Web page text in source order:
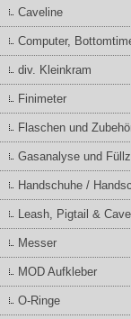
Caveline
Computer,
div. Kleinkram
Finimeter
Flaschen und
Gasanalyse und
Handschuhe /
Leash, Pigtail &
Messer
MOD Aufkleber
O-Ringe